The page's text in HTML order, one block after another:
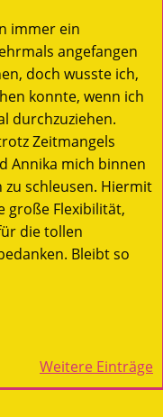
immer ein
angefangen
doch wusste ich,
konnte, wenn ich
durchzuziehen.
Zeitmangels
Annika mich binnen
schleusen. Hiermit
große Flexibilität,
die tollen
Bleibt so
Weitere Einträge